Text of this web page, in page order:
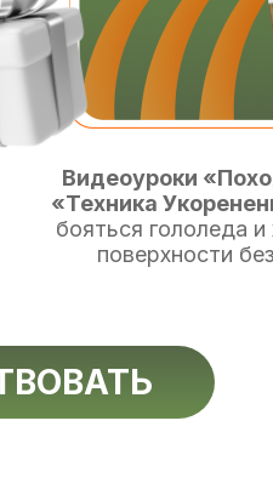
Видеоуроки
«Техника
бояться гололеда
поверхности